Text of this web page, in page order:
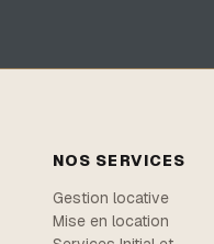
NOS SERVICES
Gestion locative
Mise en location